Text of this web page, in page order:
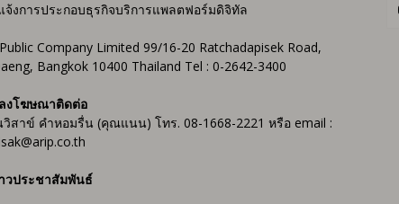
จ้งการประกอบธุรกิจบริการแพลตฟอร์มดิจิทัล
Company Limited 99/16-20 Ratchadapisek Road,
Bangkok 10400 Thailand Tel : 0-2642-3400
งโฆษณาติดต่อ
สาข์ คำหอมรื่น (คุณแนน) โทร. 08-1668-2221 หรือ email :
วประชาสัมพันธ์